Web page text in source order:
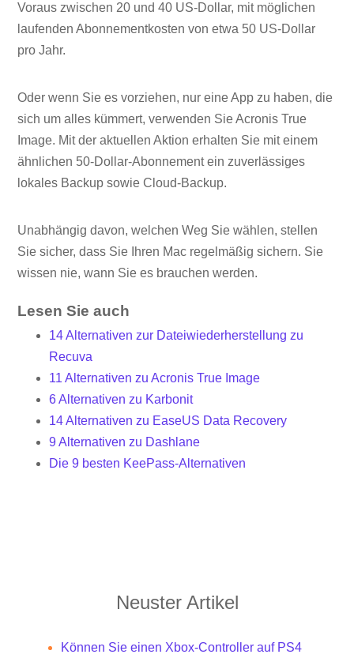
Voraus zwischen 20 und 40 US-Dollar, mit möglichen
laufenden Abonnementkosten von etwa 50 US-Dollar
pro Jahr.
Oder wenn Sie es vorziehen, nur eine App zu haben, die
sich um alles kümmert, verwenden Sie Acronis True
Image. Mit der aktuellen Aktion erhalten Sie mit einem
ähnlichen 50-Dollar-Abonnement ein zuverlässiges
lokales Backup sowie Cloud-Backup.
Unabhängig davon, welchen Weg Sie wählen, stellen
Sie sicher, dass Sie Ihren Mac regelmäßig sichern. Sie
wissen nie, wann Sie es brauchen werden.
Lesen Sie auch
14 Alternativen zur Dateiwiederherstellung zu
Recuva
11 Alternativen zu Acronis True Image
6 Alternativen zu Karbonit
14 Alternativen zu EaseUS Data Recovery
9 Alternativen zu Dashlane
Die 9 besten KeePass-Alternativen
Neuster Artikel
Können Sie einen Xbox-Controller auf PS4